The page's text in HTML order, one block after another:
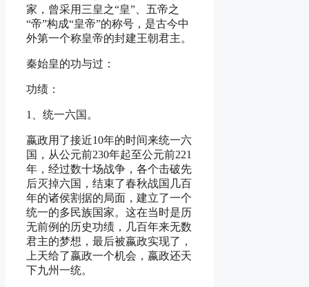
家，曾采用三皇之“皇”、五帝之
“帝”构成“皇帝”的称号，是古今中
外第一个称皇帝的封建王朝君主。
秦始皇的功与过：
功绩：
1、统一六国。
嬴政用了接近10年的时间来统一六
国，从公元前230年起至公元前221
年，经过数十场战争，各个击破先
后灭掉六国，结束了春秋战国几百
年的诸侯割据的局面，建立了一个
统一的多民族国家。这在当时是历
无前例的历史功绩，几百年来无数
君主的梦想，最后被嬴政实现了，
上天给了嬴政一个机会，嬴政还天
下九州一统。